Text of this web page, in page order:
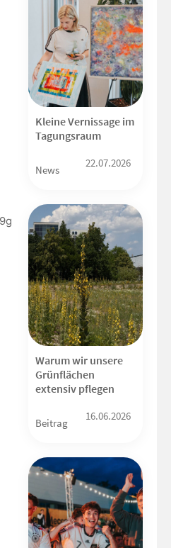
Kleine Vernissage im
Tagungsraum
News
22.07.2026
Warum wir unsere
Grünflächen
extensiv pflegen
Beitrag
16.06.2026